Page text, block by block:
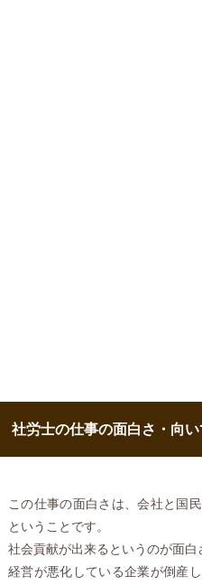
社労士の仕事の面白さ・向
この仕事の面白さは、会社と国
ということです。
社会貢献が出来るというのが面白
経営が悪化している企業が倒産